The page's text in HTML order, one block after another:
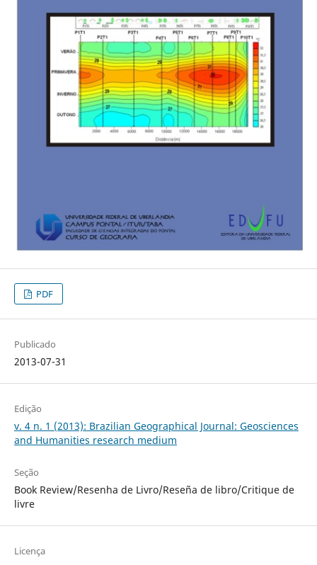
PDF
Publicado
2013-07-31
Edição
v. 4 n. 1 (2013): Brazilian Geographical Journal: Geosciences
and Humanities research medium
Seção
Book Review/Resenha de Livro/Reseña de libro/Critique de
livre
Licença